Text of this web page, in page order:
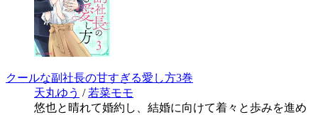
クールな副社長の甘すぎる愛し方3巻
天丸ゆう / 若菜モモ
悠也と晴れて婚約し、結婚に向けて着々と歩みを進め